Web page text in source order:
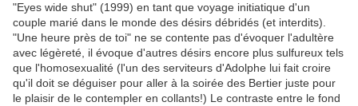
"Eyes wide shut" (1999) en tant que voyage initiatique d'un
couple marié dans le monde des désirs débridés (et interdits).
"Une heure près de toi" ne se contente pas d'évoquer l'adultère
avec légèreté, il évoque d'autres désirs encore plus sulfureux tels
que l'homosexualité (l'un des serviteurs d'Adolphe lui fait croire
qu'il doit se déguiser pour aller à la soirée des Bertier juste pour
le plaisir de le contempler en collants!) Le contraste entre le fond